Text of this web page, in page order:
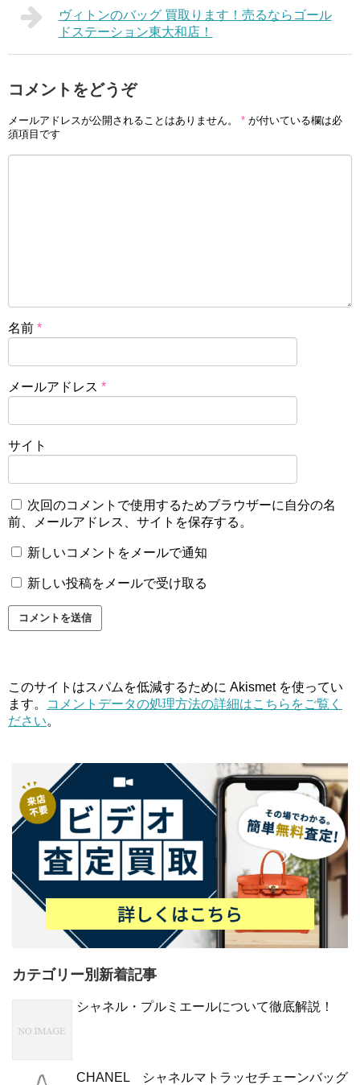
ヴィトンのバッグ 買取ります！売るならゴール
ドステーション東大和店！
コメントをどうぞ
メールアドレスが公開されることはありません。 * が付いている欄は必
須項目です
名前 *
メールアドレス *
サイト
次回のコメントで使用するためブラウザーに自分の名
前、メールアドレス、サイトを保存する。
新しいコメントをメールで通知
新しい投稿をメールで受け取る
このサイトはスパムを低減するために Akismet を使ってい
ます。
コメントデータの処理方法の詳細はこちらをご覧く
ださい。
カテゴリー別新着記事
シャネル・プルミエールについて徹底解説！
CHANEL シャネルマトラッセチェーンバッグ